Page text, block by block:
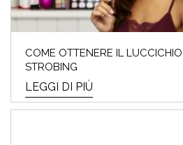
COME OTTENERE IL
STROBING
LEGGI DI PIÙ